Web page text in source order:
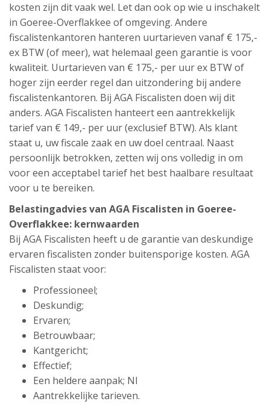
kosten zijn dit vaak wel. Let dan ook op wie u inschakelt
in Goeree-Overflakkee of omgeving. Andere
fiscalistenkantoren hanteren uurtarieven vanaf € 175,-
ex BTW (of meer), wat helemaal geen garantie is voor
kwaliteit. Uurtarieven van € 175,- per uur ex BTW of
hoger zijn eerder regel dan uitzondering bij andere
fiscalistenkantoren. Bij AGA Fiscalisten doen wij dit
anders. AGA Fiscalisten hanteert een aantrekkelijk
tarief van € 149,- per uur (exclusief BTW). Als klant
staat u, uw fiscale zaak en uw doel centraal. Naast
persoonlijk betrokken, zetten wij ons volledig in om
voor een acceptabel tarief het best haalbare resultaat
voor u te bereiken.
Belastingadvies van AGA Fiscalisten in Goeree-
Overflakkee: kernwaarden
Bij AGA Fiscalisten heeft u de garantie van deskundige
ervaren fiscalisten zonder buitensporige kosten. AGA
Fiscalisten staat voor:
Professioneel;
Deskundig;
Ervaren;
Betrouwbaar;
Kantgericht;
Effectief;
Een heldere aanpak; Nl
Aantrekkelijke tarieven.